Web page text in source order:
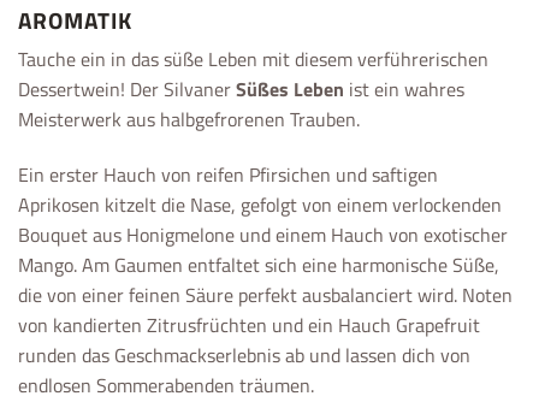
AROMATIK
Tauche ein in das süße Leben mit diesem verführerischen
Dessertwein! Der SilvanerSüßes Leben ist ein wahres
Meisterwerk aus halbgefrorenen Trauben.
Ein erster Hauch von reifen Pfirsichen und saftigen
Aprikosen kitzelt die Nase, gefolgt von einem verlockenden
Bouquet aus Honigmelone und einem Hauch von exotischer
Mango. Am Gaumen entfaltet sich eine harmonische Süße,
die von einer feinen Säure perfekt ausbalanciert wird. Noten
von kandierten Zitrusfrüchten und ein Hauch Grapefruit
runden das Geschmackserlebnis ab und lassen dich von
endlosen Sommerabenden träumen.